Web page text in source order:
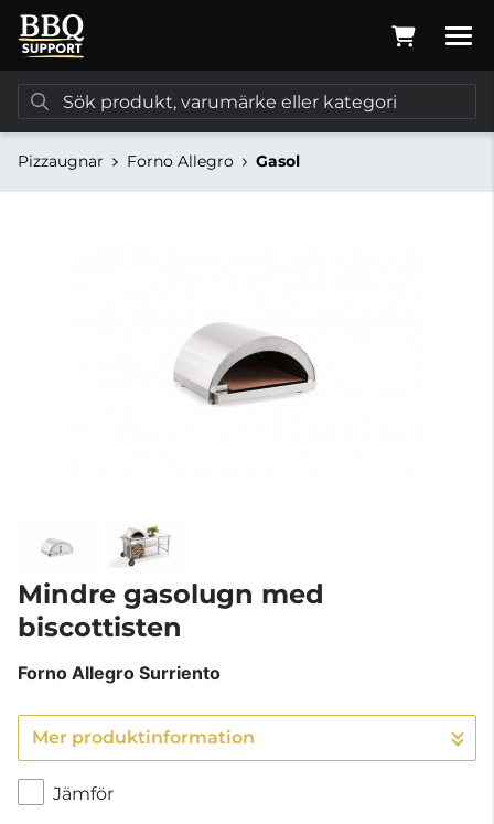
Pizzaugnar Forno Allegro Gasol
Mindre gasolugn med
biscottisten
Forno Allegro Surriento
Mer produktinformation
Jämför